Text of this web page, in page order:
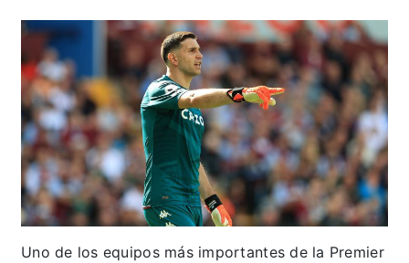
Uno de los equipos más importantes de la Premier